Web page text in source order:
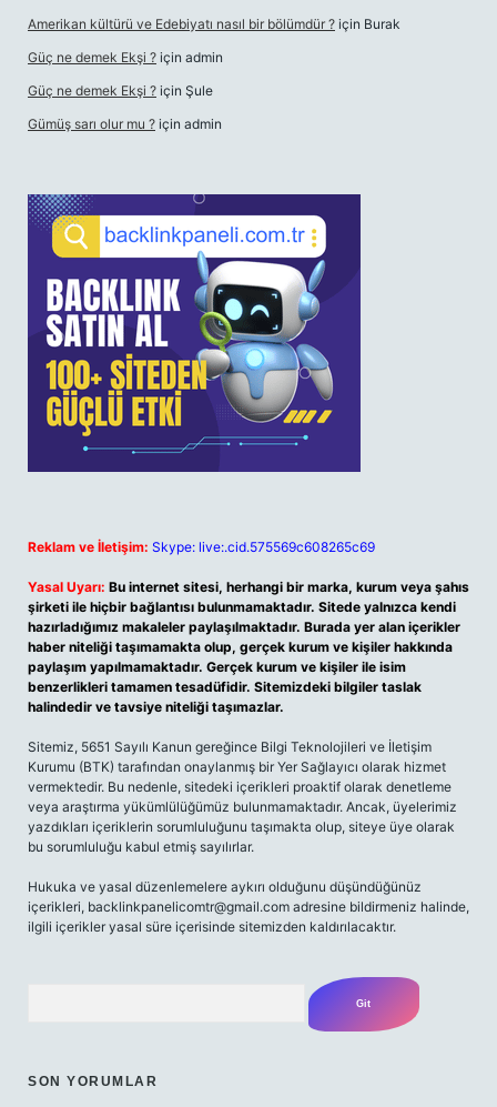
Amerikan kültürü ve Edebiyatı nasıl bir bölümdür ? için Burak
Güç ne demek Ekşi ? için admin
Güç ne demek Ekşi ? için Şule
Gümüş sarı olur mu ? için admin
Reklam ve İletişim: Skype: live:.cid.575569c608265c69
Yasal Uyarı: Bu internet sitesi, herhangi bir marka, kurum veya şahıs
şirketi ile hiçbir bağlantısı bulunmamaktadır. Sitede yalnızca kendi
hazırladığımız makaleler paylaşılmaktadır. Burada yer alan içerikler
haber niteliği taşımamakta olup, gerçek kurum ve kişiler hakkında
paylaşım yapılmamaktadır. Gerçek kurum ve kişiler ile isim
benzerlikleri tamamen tesadüfidir. Sitemizdeki bilgiler taslak
halindedir ve tavsiye niteliği taşımazlar.
Sitemiz, 5651 Sayılı Kanun gereğince Bilgi Teknolojileri ve İletişim
Kurumu (BTK) tarafından onaylanmış bir Yer Sağlayıcı olarak hizmet
vermektedir. Bu nedenle, sitedeki içerikleri proaktif olarak denetleme
veya araştırma yükümlülüğümüz bulunmamaktadır. Ancak, üyelerimiz
yazdıkları içeriklerin sorumluluğunu taşımakta olup, siteye üye olarak
bu sorumluluğu kabul etmiş sayılırlar.
Hukuka ve yasal düzenlemelere aykırı olduğunu düşündüğünüz
içerikleri, backlinkpanelicomtr@gmail.com adresine bildirmeniz halinde,
ilgili içerikler yasal süre içerisinde sitemizden kaldırılacaktır.
SON YORUMLAR